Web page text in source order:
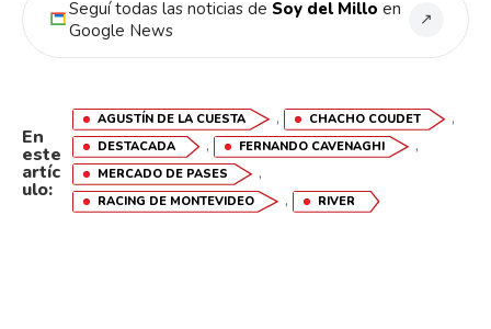
Seguí todas las noticias de Soy del Millo en
Google News
↗
En
este
artíc
ulo:
AGUSTÍN DE LA CUESTA , CHACHO COUDET ,
DESTACADA , FERNANDO CAVENAGHI ,
MERCADO DE PASES ,
RACING DE MONTEVIDEO , RIVER